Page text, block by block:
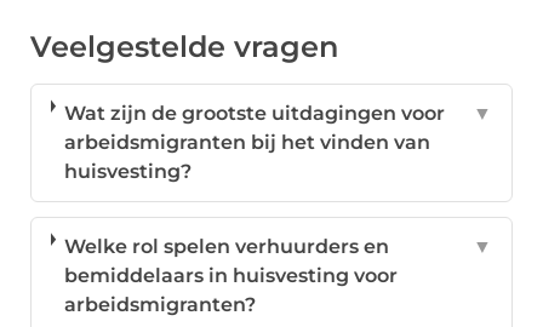
Veelgestelde vragen
Wat zijn de grootste uitdagingen voor
arbeidsmigranten bij het vinden van
huisvesting?
▼
Welke rol spelen verhuurders en
bemiddelaars in huisvesting voor
arbeidsmigranten?
▼